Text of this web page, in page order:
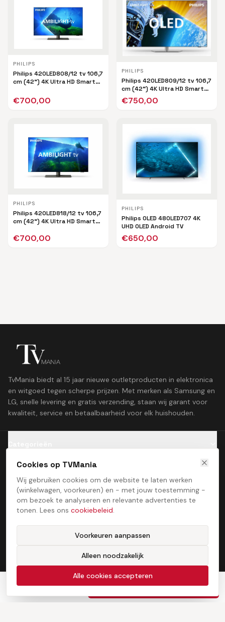
Cookies op TVMania
Wij gebruiken cookies om de website te laten werken
(winkelwagen, voorkeuren) en - met jouw toestemming -
om bezoek te analyseren en relevante advertenties te
tonen. Lees ons cookiebeleid.
Voorkeuren aanpassen
Alleen noodzakelijk
Alle cookies accepteren
PHILIPS
Philips 42OLED808/12 tv 106,7
cm (42") 4K Ultra HD Smart
€700,00
PHILIPS
Philips 42OLED809/12 tv 106,7
cm (42") 4K Ultra HD Smart
TV Wifi Zwart
€750,00
PHILIPS
Philips 42OLED818/12 tv 106,7
cm (42") 4K Ultra HD Smart
€700,00
PHILIPS
Philips OLED 48OLED707 4K
UHD OLED Android TV
€650,00
750,00 In winkelwagen
TvMania biedt al 15 jaar nieuwe outletproducten in elektronica
en witgoed tegen scherpe prijzen. Met merken als Samsung en
LG, snelle levering en gratis verzending, staan wij garant voor
kwaliteit, service en betaalbaarheid voor elk huishouden.
Klantenservice
Contact
Cookiebeleid
ProcessStudio